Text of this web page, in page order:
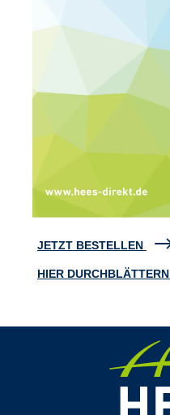
JETZT BESTELLEN
HIER DURCHBLÄTTERN